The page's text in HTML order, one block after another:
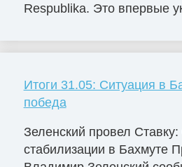
Respublika. Это впервые
Итоги 31.05: Ситуация в
победа
Зеленский провел
стабилизации в Бахмуте